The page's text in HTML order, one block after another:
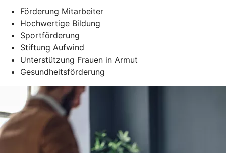
Förderung Mitarbeiter
Hochwertige Bildung
Sportförderung
Stiftung Aufwind
Unterstützung Frauen in Armut
Gesundheitsförderung